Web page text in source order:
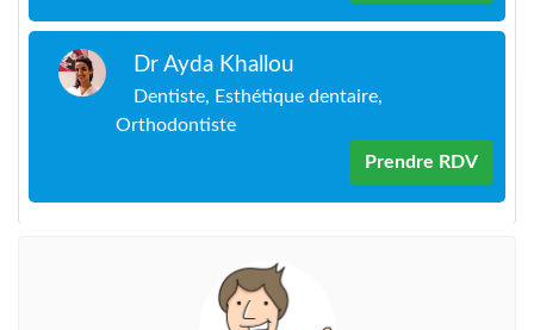
Dr Ayda Khallou
Dentiste, Esthétique dentaire,
Orthodontiste
Prendre RDV